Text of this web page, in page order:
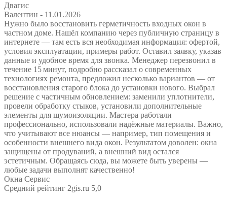
Двагис
Валентин - 11.01.2026
Нужно было восстановить герметичность входных окон в
частном доме. Нашёл компанию через публичную страницу в
интернете — там есть вся необходимая информация: офертой,
условия эксплуатации, примеры работ. Оставил заявку, указав
данные и удобное время для звонка. Менеджер перезвонил в
течение 15 минут, подробно рассказал о современных
технологиях ремонта, предложил несколько вариантов — от
восстановления старого блока до установки нового. Выбрал
решение с частичным обновлением: заменили уплотнители,
провели обработку стыков, установили дополнительные
элементы для шумоизоляции. Мастера работали
профессионально, использовали надёжные материалы. Важно,
что учитывают все нюансы — например, тип помещения и
особенности внешнего вида окон. Результатом доволен: окна
защищены от продуваний, а внешний вид остался
эстетичным. Обращаясь сюда, вы можете быть уверены —
любые задачи выполнят качественно!
Окна Сервис
Средний рейтинг 2gis.ru 5,0